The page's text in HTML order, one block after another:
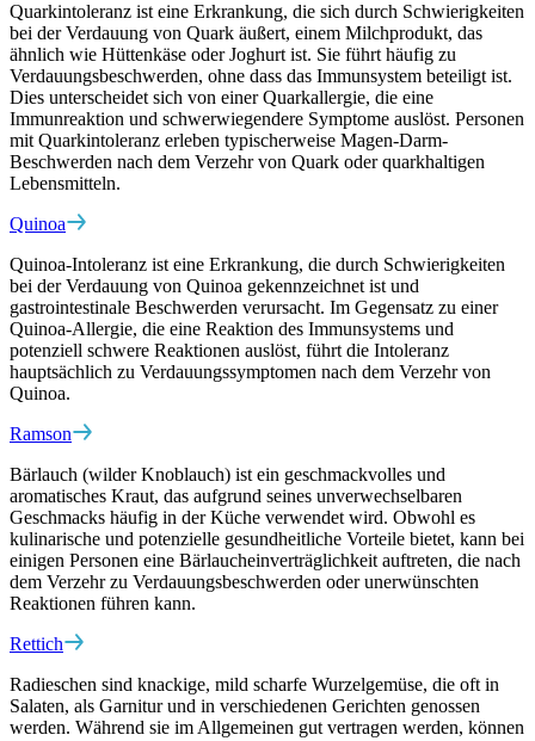
Quarkintoleranz ist eine Erkrankung, die sich durch Schwierigkeiten
bei der Verdauung von Quark äußert, einem Milchprodukt, das
ähnlich wie Hüttenkäse oder Joghurt ist. Sie führt häufig zu
Verdauungsbeschwerden, ohne dass das Immunsystem beteiligt ist.
Dies unterscheidet sich von einer Quarkallergie, die eine
Immunreaktion und schwerwiegendere Symptome auslöst. Personen
mit Quarkintoleranz erleben typischerweise Magen-Darm-
Beschwerden nach dem Verzehr von Quark oder quarkhaltigen
Lebensmitteln.
Quinoa
Quinoa-Intoleranz ist eine Erkrankung, die durch Schwierigkeiten
bei der Verdauung von Quinoa gekennzeichnet ist und
gastrointestinale Beschwerden verursacht. Im Gegensatz zu einer
Quinoa-Allergie, die eine Reaktion des Immunsystems und
potenziell schwere Reaktionen auslöst, führt die Intoleranz
hauptsächlich zu Verdauungssymptomen nach dem Verzehr von
Quinoa.
Ramson
Bärlauch (wilder Knoblauch) ist ein geschmackvolles und
aromatisches Kraut, das aufgrund seines unverwechselbaren
Geschmacks häufig in der Küche verwendet wird. Obwohl es
kulinarische und potenzielle gesundheitliche Vorteile bietet, kann bei
einigen Personen eine Bärlaucheinverträglichkeit auftreten, die nach
dem Verzehr zu Verdauungsbeschwerden oder unerwünschten
Reaktionen führen kann.
Rettich
Radieschen sind knackige, mild scharfe Wurzelgemüse, die oft in
Salaten, als Garnitur und in verschiedenen Gerichten genossen
werden. Während sie im Allgemeinen gut vertragen werden, können